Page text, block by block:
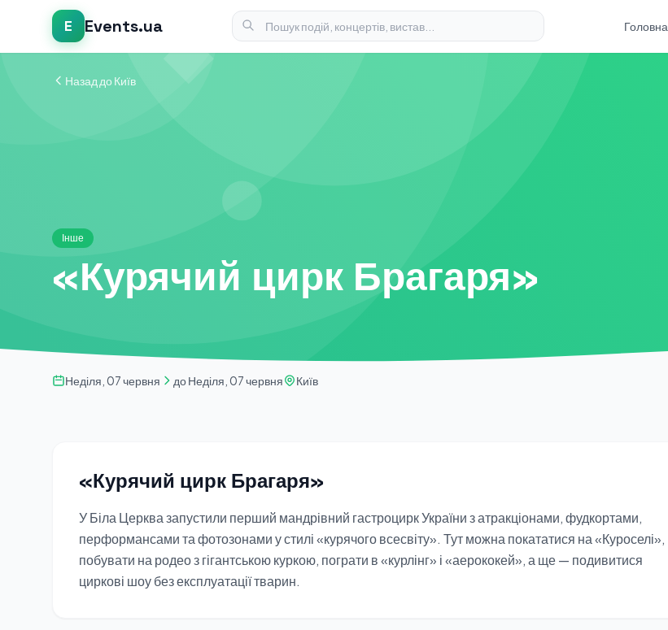
E Events.ua Головна
Назад до Київ
Інше
«Курячий цирк Брагаря»
Неділя, 07 червня до Неділя, 07 червня Київ
«Курячий цирк Брагаря»
У Біла Церква запустили перший мандрівний гастроцирк України з атракціонами, фудкортами,
перформансами та фотозонами у стилі «курячого всесвіту». Тут можна покататися на «Куроселі»,
побувати на родео з гігантською куркою, пограти в «курлінг» і «аерококей», а ще — подивитися
циркові шоу без експлуатації тварин.